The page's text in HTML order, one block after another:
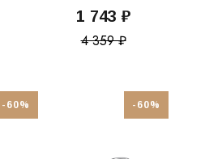
1 743 ₽
4 359 ₽
-60% -60%